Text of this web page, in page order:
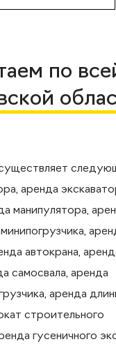
по
аренда
манипулятора,
автокрана,
самосвала, аренда
аренда
строительного
гусеничного